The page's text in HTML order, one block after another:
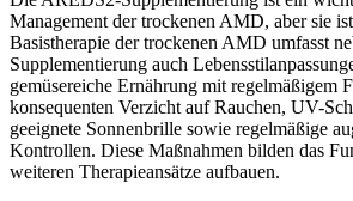
Management der trockenen AMD, aber sie
Basistherapie der trockenen AMD umfasst
Supplementierung auch
gemüsereiche Ernährung mit regelmäßigem
konsequenten Verzicht auf Rauchen, UV-
geeignete Sonnenbrille sowie regelmäßige
Kontrollen. Diese Maßnahmen bilden das
weiteren Therapieansätze aufbauen.